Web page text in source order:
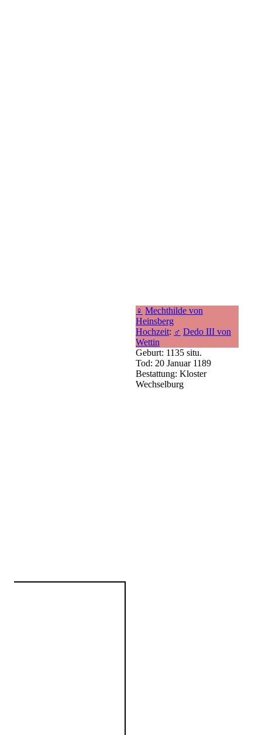
♀ Mechthilde von
Heinsberg
Hochzeit: ♂ Dedo III von
Wettin
Geburt: 1135 situ.
Tod: 20 Januar 1189
Bestattung: Kloster
Wechselburg